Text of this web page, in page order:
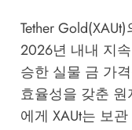
Tether
2026년 내내 지
승한 실물 금 가
효율성을 갖춘
에게 XAUt는 보